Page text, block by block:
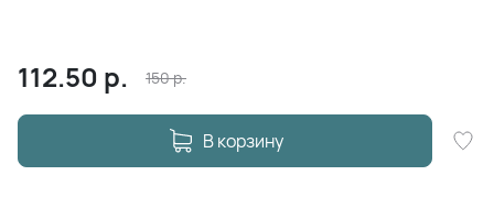
112.50 р. 150р.
В корзину